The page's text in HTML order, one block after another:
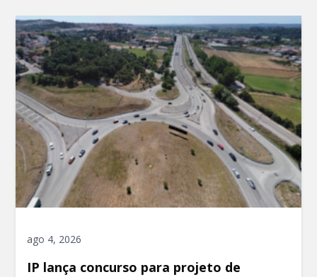
ago 4, 2026
IP lança concurso para projeto de